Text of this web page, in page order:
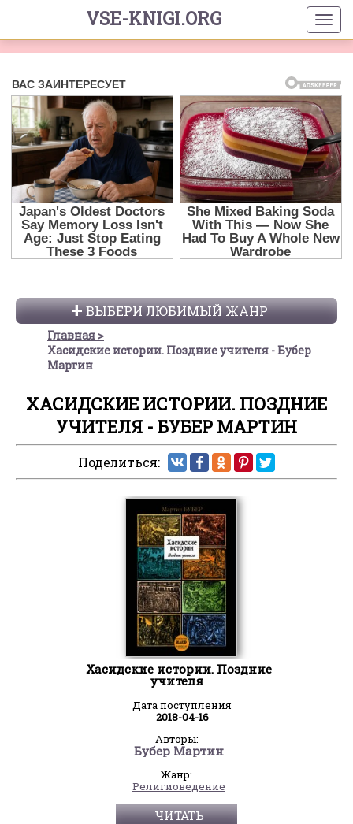
VSE-KNIGI.ORG
ВЫБЕРИ ЛЮБИМЫЙ ЖАНР
Главная
Хасидские истории. Поздние учителя - Бубер
Мартин
ХАСИДСКИЕ ИСТОРИИ. ПОЗДНИЕ
УЧИТЕЛЯ - БУБЕР МАРТИН
Поделиться:
Хасидские истории. Поздние
учителя
Дата поступления
2018-04-16
Авторы:
Бубер Мартин
Жанр:
Религиоведение
ЧИТАТЬ